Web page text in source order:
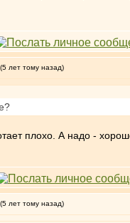
лет тому назад)
плохо. А надо -
лет тому назад)